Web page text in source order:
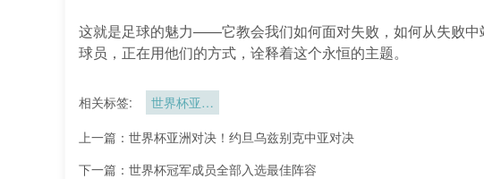
这就是足球的魅力——它教会我们如何面对失败，如何从失败
球员，正在用他们的方式，诠释着这个永恒的主题。
相关标签:
世界杯亚军
选金球候选
上一篇： 世界杯亚洲对决！约旦乌兹别克中亚对决
下一篇： 世界杯冠军成员全部入选最佳阵容